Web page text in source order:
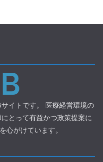
イトです。 医療経営環境の
とって有益かつ政策提案に
心がけています。